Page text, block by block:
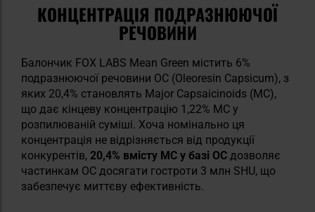
КОНЦЕНТРАЦІЯ ПОДРАЗНЮЮЧОЇ
РЕЧОВИНИ
Балончик FOX LABS Mean Green містить 6%
подразнюючої речовини OC (Oleoresin Capsicum), з
яких 20,4% становлять Major Capsaicinoids (MC),
що дає кінцеву концентрацію 1,22% MC у
розпилюваній суміші. Хоча номінально ця
концентрація не відрізняється від продукції
конкурентів, 20,4% вмісту MC у базі OC дозволяє
частинкам OC досягати гостроти 3 млн SHU, що
забезпечує миттєву ефективність.